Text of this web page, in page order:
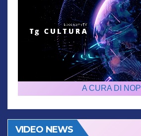
A CURA DI NOP
VIDEO NEWS